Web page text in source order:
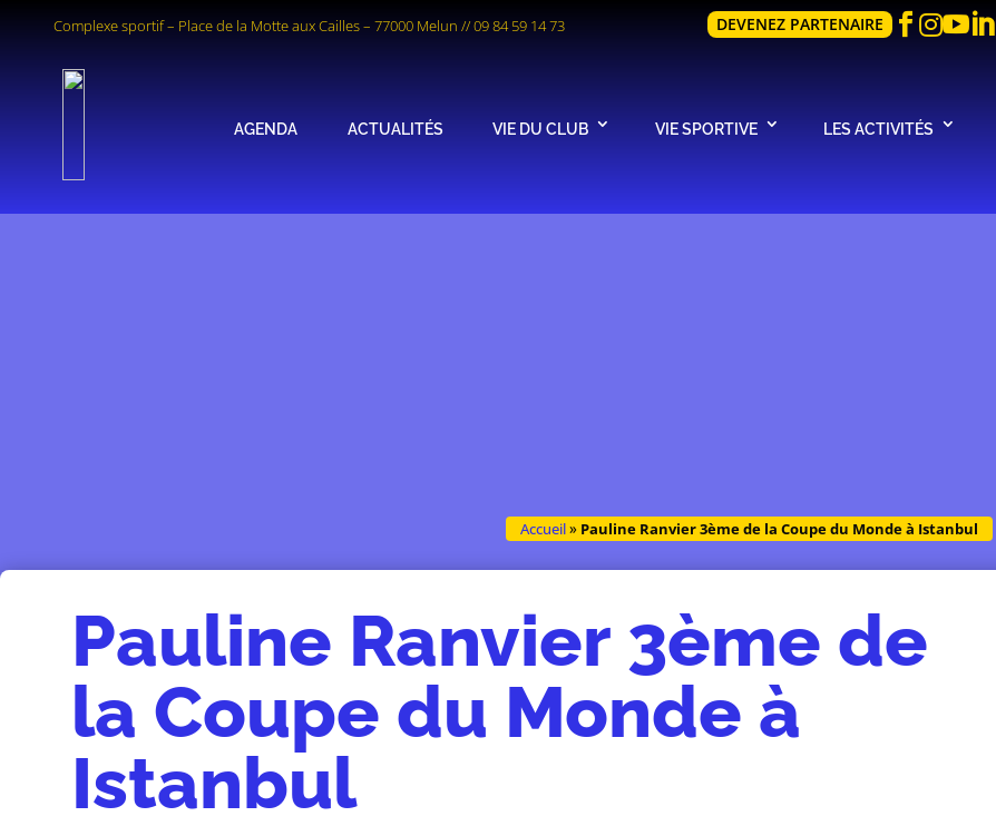
Complexe sportif – Place de la Motte aux Cailles – 77000 Melun //09 84 59 14 73 DEVENEZ PARTENAIRE 
AGENDA ACTUALITÉS VIE DU CLUB VIE SPORTIVE LES ACTIVITÉS
Accueil» Pauline Ranvier 3ème de la Coupe du Monde à Istanbul
Pauline Ranvier 3ème de
la Coupe du Monde à
Istanbul